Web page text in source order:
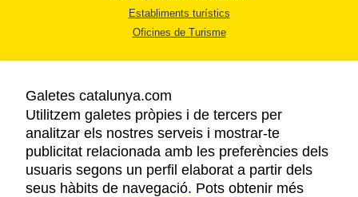
Establiments turístics
Oficines de Turisme
AVÍS LEGAL
POLÍTICA DE PRIVACITAT
COOKIES
Galetes catalunya.com
Utilitzem galetes pròpies i de tercers per
analitzar els nostres serveis i mostrar-te
publicitat relacionada amb les preferències dels
usuaris segons un perfil elaborat a partir dels
seus hàbits de navegació. Pots obtenir més